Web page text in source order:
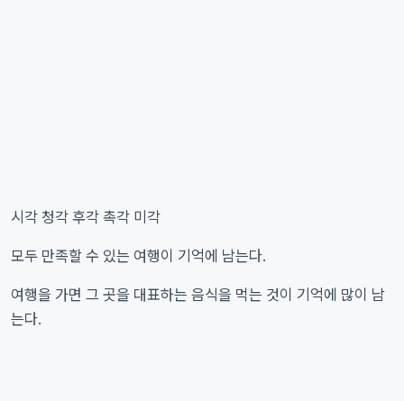
시각 청각 후각 촉각 미각
모두 만족할 수 있는 여행이 기억에 남는다.
여행을 가면 그 곳을 대표하는 음식을 먹는 것이 기억에 많이 남
는다.